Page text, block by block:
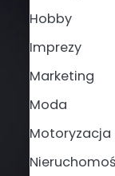
Hobby
Imprezy
Marketing
Moda
Motoryzacja